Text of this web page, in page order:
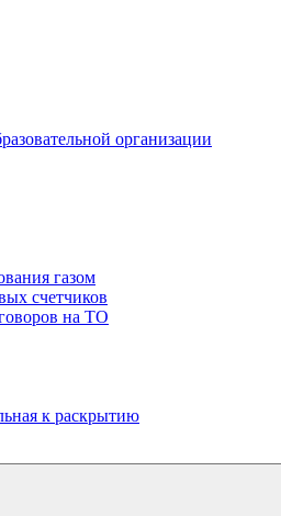
организации
газом
счетчиков
на ТО
к раскрытию